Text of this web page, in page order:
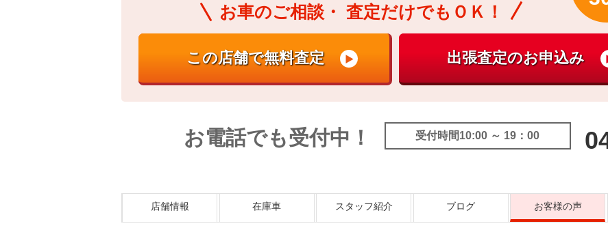
お車のご相談・ 査定だけでもＯＫ！
お電話でも受付中！ 受付時間10:00 ～ 19：00
店舗情報 在庫車 スタッフ紹介 ブログ お客様の声